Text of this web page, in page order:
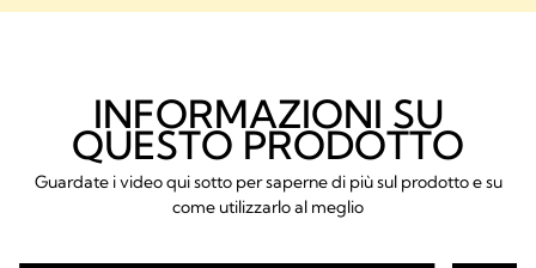
INFORMAZIONI SU
QUESTO PRODOTTO
Guardate i video qui sotto per saperne di più sul prodotto e su
come utilizzarlo al meglio